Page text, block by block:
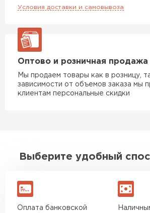
Условия доставки и самовывоза
Оптово и розничная продажа
Мы продаем товары как в розницу,
зависимости от объемов заказа мы
клиентам персональные скидки
Выберите удобный
Оплата банковской
Утеплитель
Утеплитель Ursa
ПЕРЕЙТИ
Гипсокартон
ПЕРЕЙТИ